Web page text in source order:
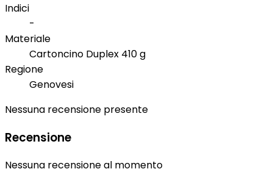
Indici
-
Materiale
Cartoncino Duplex 410 g
Regione
Genovesi
Nessuna recensione presente
Recensione
Nessuna recensione al momento